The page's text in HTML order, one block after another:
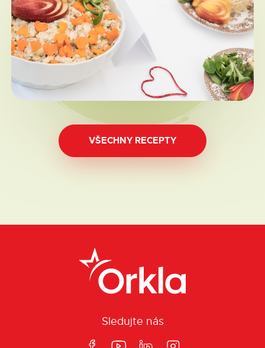
VŠECHNY RECEPTY
Sledujte nás